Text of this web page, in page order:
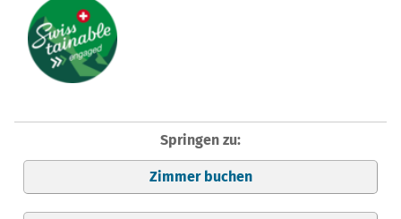
Springen zu:
Zimmer buchen